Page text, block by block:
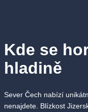
Kde se
hladině
Sever Čech nabízí
nenajdete. Blízkost